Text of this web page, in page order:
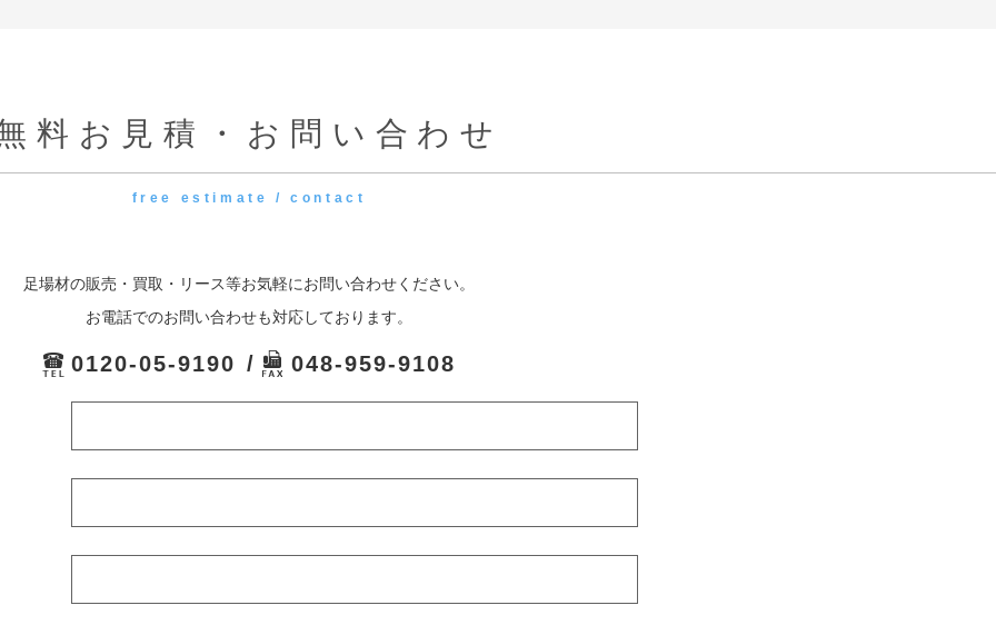
料お見積・お問い合わせ
free estimate / contact
足場材の販売・買取・リース等お気軽にお問い合わせください。
お電話でのお問い合わせも対応しております。
0120-05-9190 048-959-9108